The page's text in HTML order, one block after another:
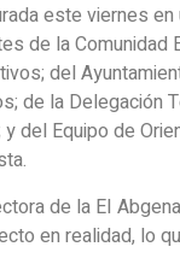
este viernes
de la
del
de la Delegación
del Equipo de
de la EI
en realidad, lo